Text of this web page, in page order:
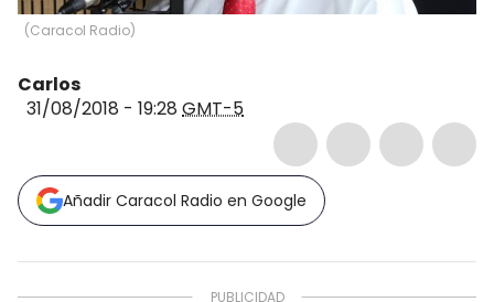
(Caracol Radio)
Carlos
31/08/2018 - 19:28 GMT-5
Añadir Caracol Radio en Google